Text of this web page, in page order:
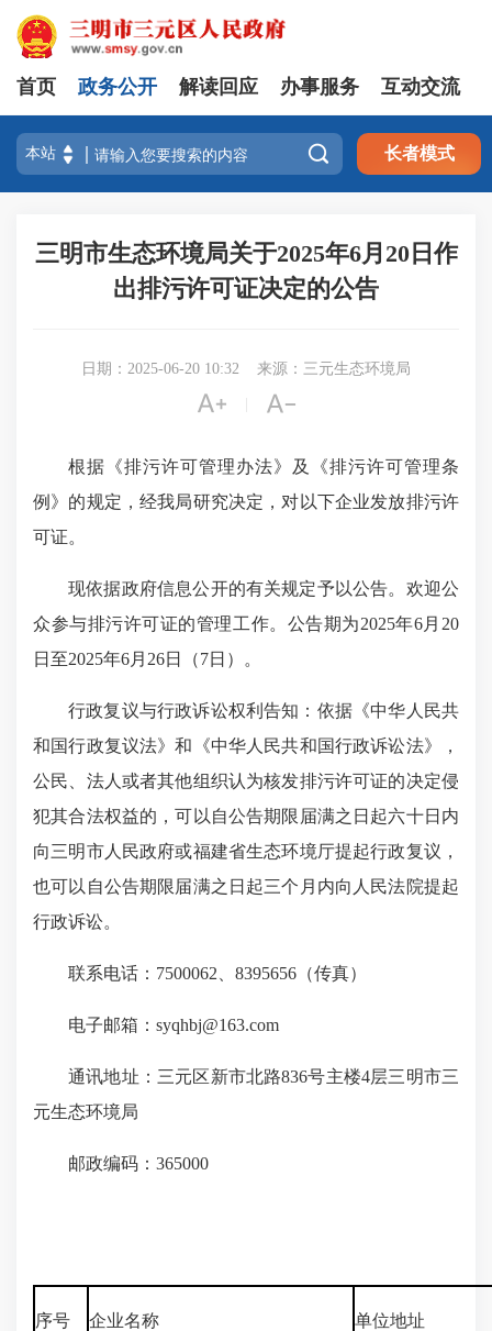
首页 政务公开 解读回应 办事服务 互动交流
 长者模式
三明市生态环境局关于2025年6月20日作
出排污许可证决定的公告
日期：2025-06-20 10:32 来源：三元生态环境局
 
根据《排污许可管理办法》及《排污许可管理条
例》的规定，经我局研究决定，对以下企业发放排污许
可证。
现依据政府信息公开的有关规定予以公告。欢迎公
众参与排污许可证的管理工作。公告期为2025年6月20
日至2025年6月26日（7日）。
行政复议与行政诉讼权利告知：依据《中华人民共
和国行政复议法》和《中华人民共和国行政诉讼法》，
公民、法人或者其他组织认为核发排污许可证的决定侵
犯其合法权益的，可以自公告期限届满之日起六十日内
向三明市人民政府或福建省生态环境厅提起行政复议，
也可以自公告期限届满之日起三个月内向人民法院提起
行政诉讼。
联系电话：7500062、8395656（传真）
电子邮箱：syqhbj@163.com
通讯地址：三元区新市北路836号主楼4层三明市三
元生态环境局
邮政编码：365000
序号 企业名称 单位地址